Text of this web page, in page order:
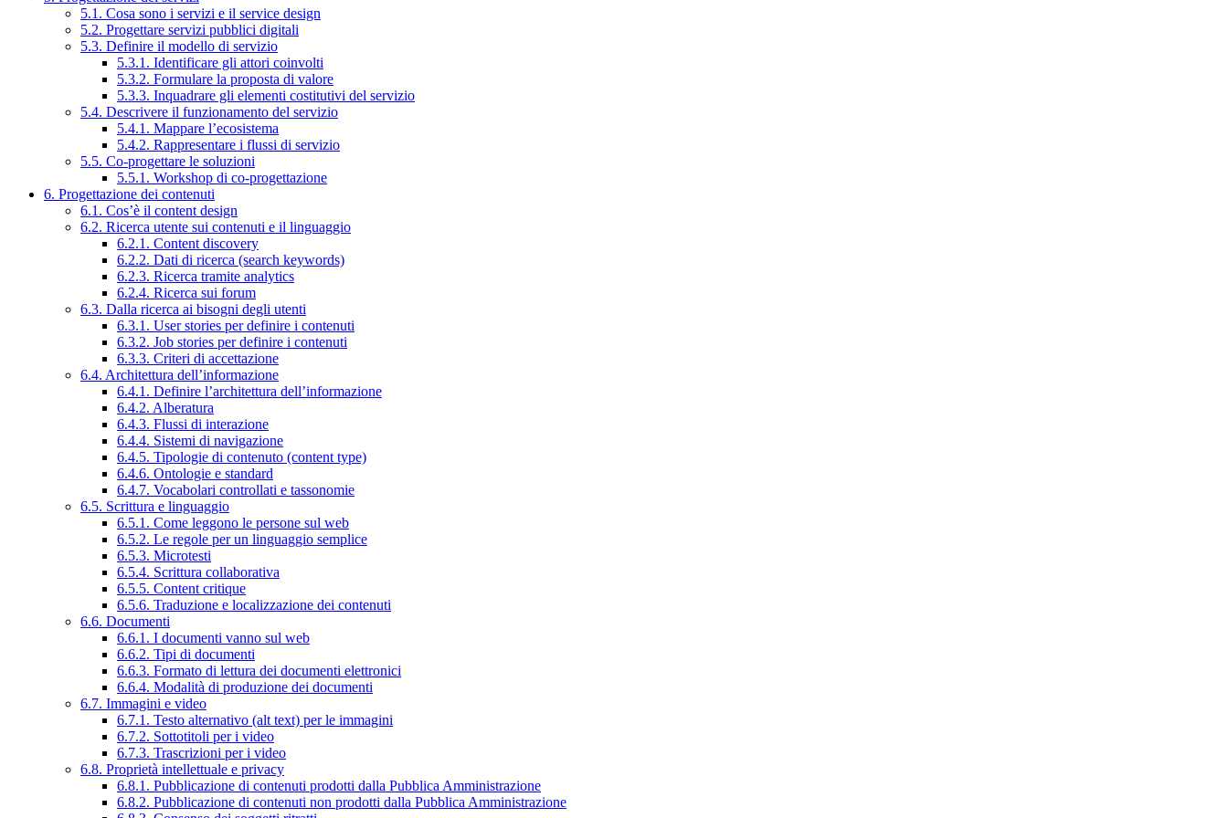
5.1. Cosa sono i servizi e il service design
5.2. Progettare servizi pubblici digitali
5.3. Definire il modello di servizio
5.3.1. Identificare gli attori coinvolti
5.3.2. Formulare la proposta di valore
5.3.3. Inquadrare gli elementi costitutivi del servizio
5.4. Descrivere il funzionamento del servizio
5.4.1. Mappare l’ecosistema
5.4.2. Rappresentare i flussi di servizio
5.5. Co-progettare le soluzioni
5.5.1. Workshop di co-progettazione
6. Progettazione dei contenuti
6.1. Cos’è il content design
6.2. Ricerca utente sui contenuti e il linguaggio
6.2.1. Content discovery
6.2.2. Dati di ricerca (search keywords)
6.2.3. Ricerca tramite analytics
6.2.4. Ricerca sui forum
6.3. Dalla ricerca ai bisogni degli utenti
6.3.1. User stories per definire i contenuti
6.3.2. Job stories per definire i contenuti
6.3.3. Criteri di accettazione
6.4. Architettura dell’informazione
6.4.1. Definire l’architettura dell’informazione
6.4.2. Alberatura
6.4.3. Flussi di interazione
6.4.4. Sistemi di navigazione
6.4.5. Tipologie di contenuto (content type)
6.4.6. Ontologie e standard
6.4.7. Vocabolari controllati e tassonomie
6.5. Scrittura e linguaggio
6.5.1. Come leggono le persone sul web
6.5.2. Le regole per un linguaggio semplice
6.5.3. Microtesti
6.5.4. Scrittura collaborativa
6.5.5. Content critique
6.5.6. Traduzione e localizzazione dei contenuti
6.6. Documenti
6.6.1. I documenti vanno sul web
6.6.2. Tipi di documenti
6.6.3. Formato di lettura dei documenti elettronici
6.6.4. Modalità di produzione dei documenti
6.7. Immagini e video
6.7.1. Testo alternativo (alt text) per le immagini
6.7.2. Sottotitoli per i video
6.7.3. Trascrizioni per i video
6.8. Proprietà intellettuale e privacy
6.8.1. Pubblicazione di contenuti prodotti dalla Pubblica Amministrazione
6.8.2. Pubblicazione di contenuti non prodotti dalla Pubblica Amministrazione